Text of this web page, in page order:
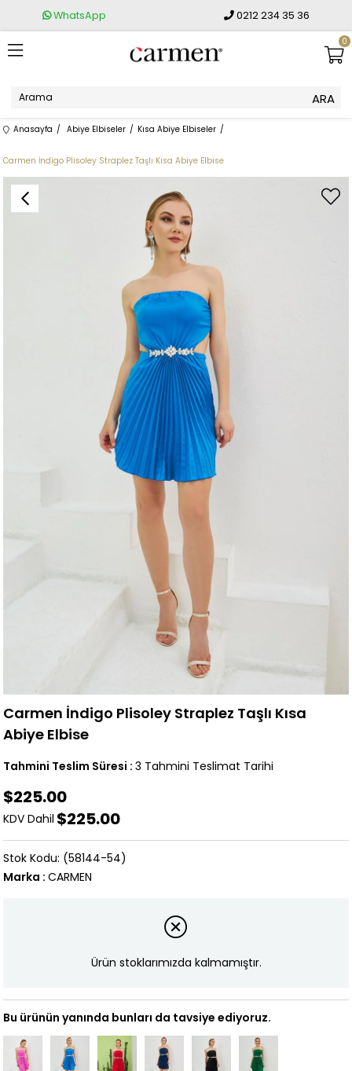
WhatsApp 0212 234 35 36
0
Anasayfa Abiye Elbiseler Kısa Abiye Elbiseler
Carmen İndigo Plisoley Straplez Taşlı Kısa Abiye Elbise
Carmen İndigo Plisoley Straplez Taşlı Kısa
Abiye Elbise
Tahmini Teslim Süresi : 3 Tahmini Teslimat Tarihi
$225.00
KDV Dahil $225.00
(58144-54)
Marka : CARMEN
Ürün stoklarımızda kalmamıştır.
Bu ürünün yanında bunları da tavsiye ediyoruz.